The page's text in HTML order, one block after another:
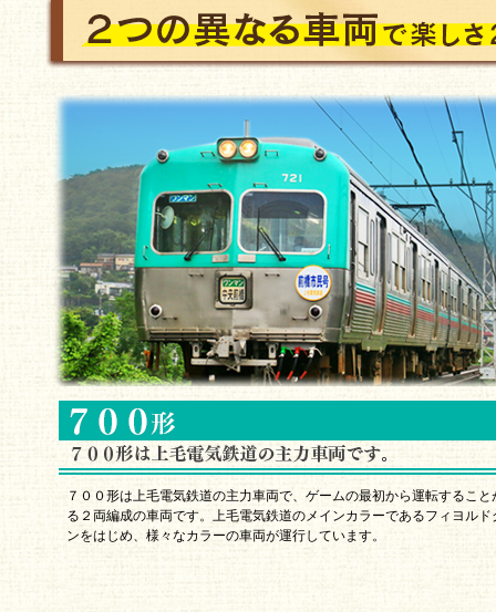
７００形は上毛電気鉄道の主力車両で、ゲームの最初から運転すること
る２両編成の車両です。上毛電気鉄道のメインカラーであるフィヨルド
ンをはじめ、様々なカラーの車両が運行しています。